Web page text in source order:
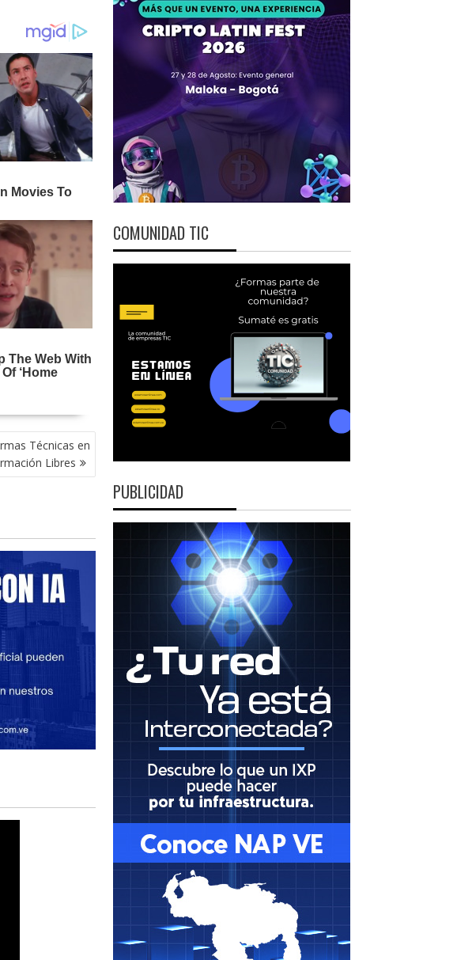
Técnicas en
Libres
COMUNIDAD TIC
PUBLICIDAD